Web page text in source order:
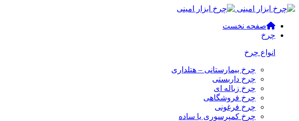
صفحه نخست
چرخ
انواع چرخ
چرخ بیمارستانی – هتلداری
چرخ داربستی
چرخ زباله ای
چرخ فروشگاهی
چرخ فرغونی
چرخ کمپرسوری یا ساده